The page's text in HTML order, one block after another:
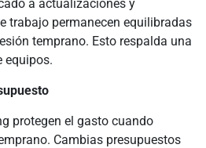
a actualizaciones y
trabajo permanecen equilibradas
temprano. Esto respalda una
equipos.
protegen el gasto cuando
Cambias presupuestos